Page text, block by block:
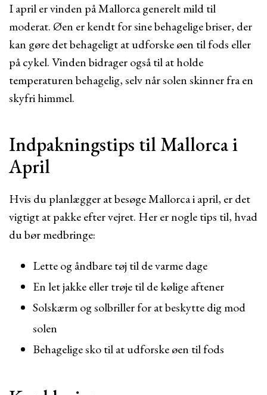
I april er vinden på Mallorca generelt mild til
moderat. Øen er kendt for sine behagelige briser, der
kan gøre det behageligt at udforske øen til fods eller
på cykel. Vinden bidrager også til at holde
temperaturen behagelig, selv når solen skinner fra en
skyfri himmel.
Indpakningstips til Mallorca i
April
Hvis du planlægger at besøge Mallorca i april, er det
vigtigt at pakke efter vejret. Her er nogle tips til, hvad
du bør medbringe:
Lette og åndbare tøj til de varme dage
En let jakke eller trøje til de kølige aftener
Solskærm og solbriller for at beskytte dig mod
solen
Behagelige sko til at udforske øen til fods